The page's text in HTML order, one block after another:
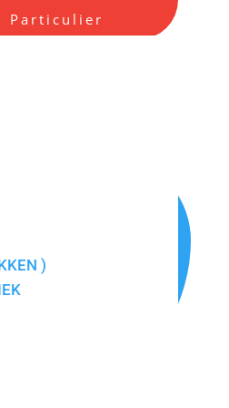
Particulier
)